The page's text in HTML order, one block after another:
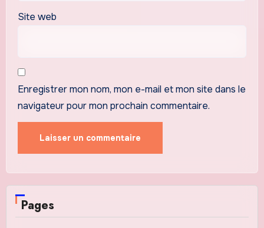
Site web
Enregistrer mon nom, mon e-mail et mon site dans le
navigateur pour mon prochain commentaire.
Pages